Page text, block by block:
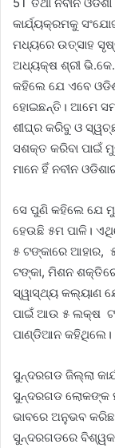
5T ତଥା ନବୀନ
କାର୍ଯ୍ୟକ୍ରମକୁ
ମଧ୍ୟରେ ଉତ୍ସାହ
ଅଧ୍ୟକ୍ଷ ଶ୍ରୀ
କହିଲେ ଯେ ଏବେ
ହୋଇଛନ୍ତି। ଆମେ
ଶୀଘ୍ର କରିବୁ ଓ
ସଶକ୍ତ କରିବା ପାଇଁ
ମାନେ ହିଁ ନବୀନ
ସେ ପୁଣି କହିଲେ ଯେ
ହେଉଛି ୫ମ ପାଳି।
୫ ଟଙ୍କାରେ ଆହାର,
ଟଙ୍କା, ମିଶନ
ସ୍ୱାସ୍ଥ୍ୟ କଲ୍ୟାଣ
ପାଇଁ ଆଉ ୫ ଲକ୍ଷ
ପାଣ୍ଡିଆନ କହିଥିଲେ।
ସୁନ୍ଦରଗଡ ଜିଲ୍ଲା
ସୁନ୍ଦରଗଡ ଲୋକଙ୍କ
ଭାବରେ ଅନୁଭବ
ସୁନ୍ଦରଗଡରେ